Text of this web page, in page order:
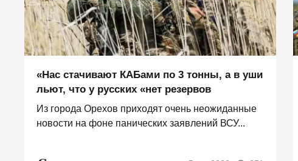
«Нас стачивают КАБами по 3 тонны, а в уши
льют, что у русских «нет резервов
Из города Орехов приходят очень неожиданные
новости на фоне панических заявлений ВСУ...